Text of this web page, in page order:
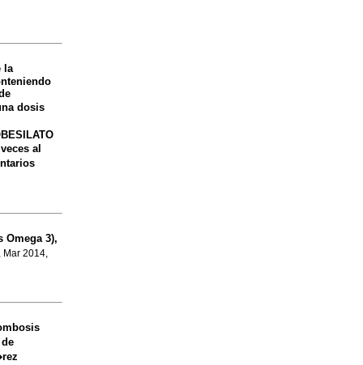
la
dosis
al
3),
Mar 2014,